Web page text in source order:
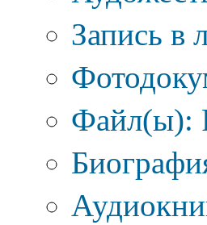
Запись в
Файл(ы):